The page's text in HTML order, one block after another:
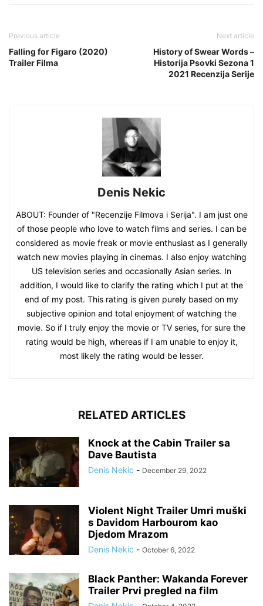
Previous article
Falling for Figaro (2020)
Trailer Filma
Next article
History of Swear Words –
Historija Psovki Sezona 1
2021 Recenzija Serije
Denis Nekic
ABOUT: Founder of "Recenzije Filmova i Serija". I am just one
of those people who love to watch films and series. I can be
considered as movie freak or movie enthusiast as I generally
watch new movies playing in cinemas. I also enjoy watching
US television series and occasionally Asian series. In
addition, I would like to clarify the rating which I put at the
end of my post. This rating is given purely based on my
subjective opinion and total enjoyment of watching the
movie. So if I truly enjoy the movie or TV series, for sure the
rating would be high, whereas if I am unable to enjoy it,
most likely the rating would be lesser.
RELATED ARTICLES
Knock at the Cabin Trailer sa
Dave Bautista
Denis Nekic - December 29, 2022
Violent Night Trailer Umri muški
s Davidom Harbourom kao
Djedom Mrazom
Denis Nekic - October 6, 2022
Black Panther: Wakanda Forever
Trailer Prvi pregled na film